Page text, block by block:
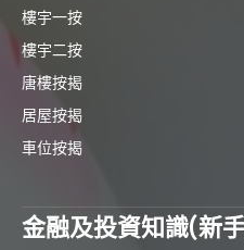
樓宇一按
樓宇二按
唐樓按揭
居屋按揭
車位按揭
金融及投資知識(新